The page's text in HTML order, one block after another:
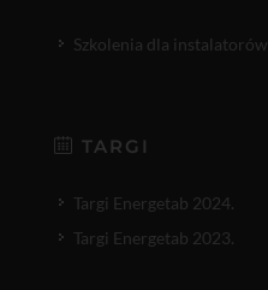
Szkolenia dla instalatorów
TARGI
Targi Energetab 2024.
Targi Energetab 2023.